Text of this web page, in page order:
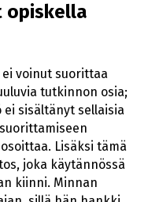
opiskella
voinut suorittaa
tutkinnon osia;
sisältänyt sellaisia
Lisäksi tämä
joka käytännössä
kiinni. Minnan